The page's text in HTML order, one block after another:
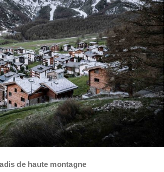
de haute montagne